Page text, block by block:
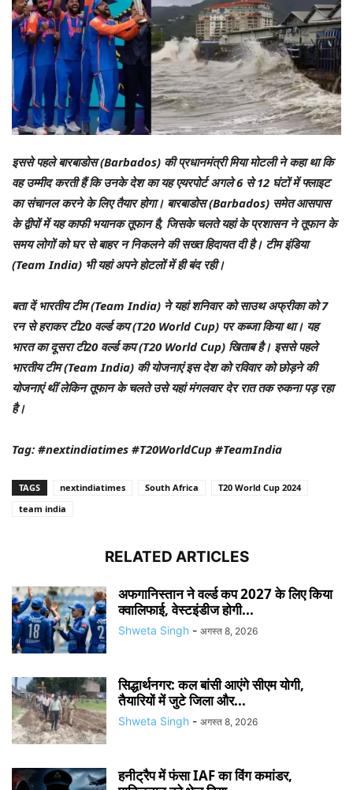
इससे पहले बारबाडोस (Barbados) की प्रधानमंत्री मिया मोटली ने कहा था कि
वह उम्मीद करती हैं कि उनके देश का यह एयरपोर्ट अगले 6 से 12 घंटों में फ्लाइट
का संचानल करने के लिए तैयार होगा। बारबाडोस (Barbados) समेत आसपास
के द्वीपों में यह काफी भयानक तूफान है, जिसके चलते यहां के प्रशासन ने तूफान के
समय लोगों को घर से बाहर न निकलने की सख्त हिदायत दी है। टीम इंडिया
(Team India) भी यहां अपने होटलों में ही बंद रही।
बता दें भारतीय टीम (Team India) ने यहां शनिवार को साउथ अफ्रीका को 7
रन से हराकर टी20 वर्ल्ड कप (T20 World Cup) पर कब्जा किया था। यह
भारत का दूसरा टी20 वर्ल्ड कप (T20 World Cup) खिताब है। इससे पहले
भारतीय टीम (Team India) की योजनाएं इस देश को रविवार को छोड़ने की
योजनाएं थीं लेकिन तूफान के चलते उसे यहां मंगलवार देर रात तक रुकना पड़ रहा
है।
Tag: #nextindiatimes #T20WorldCup #TeamIndia
TAGS nextindiatimes South Africa
T20 World Cup 2024
team india
RELATED ARTICLES
अफगानिस्तान ने वर्ल्ड कप 2027 के लिए किया
क्वालिफाई, वेस्टइंडीज होगी...
Shweta Singh - अगस्त 8, 2026
सिद्धार्थनगर: कल बांसी आएंगे सीएम योगी,
तैयारियों में जुटे जिला और...
Shweta Singh - अगस्त 8, 2026
हनीट्रैप में फंसा IAF का विंग कमांडर,